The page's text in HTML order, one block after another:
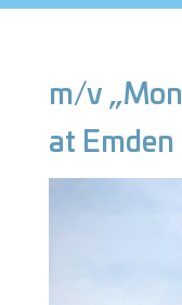
m/v
at Emden